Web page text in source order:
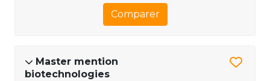
Comparer
Master mention
biotechnologies